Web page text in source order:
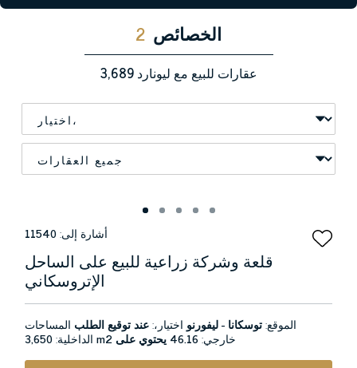
2 الخصائص
3,689عقارات للبيع مع ليونارد
أشارة إلى:11540
قلعة وشركة زراعية للبيع على الساحل
الإتروسكاني
الموقع:توسكانا - ليفورنو اختيار،:عند توقيع الطلب المساحات
الداخلية: 3,650 m2 خارجي:46.16 يحتوي على